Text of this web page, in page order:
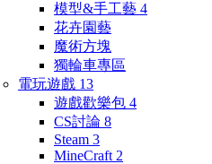
模型&手工藝 4
花卉園藝
魔術方塊
獨輪車專區
電玩遊戲 13
遊戲歡樂包 4
CS討論 8
Steam 3
MineCraft 2